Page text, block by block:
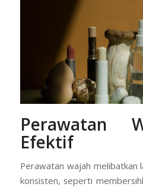
Perawatan
Efektif
Perawatan wajah melibatkan
konsisten, seperti